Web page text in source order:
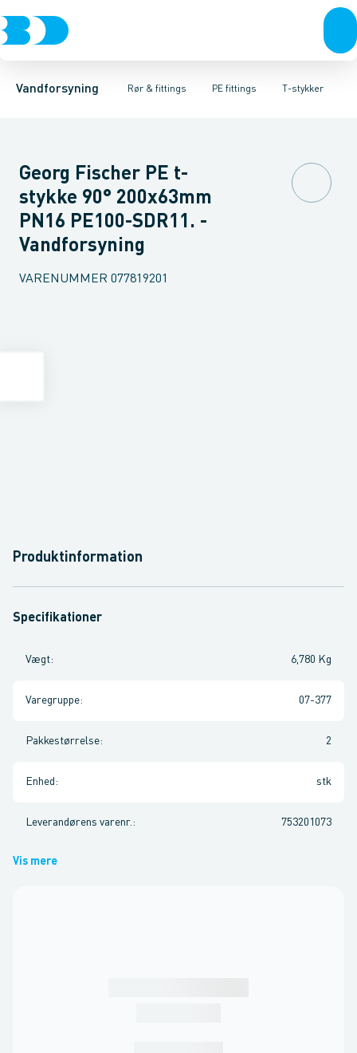
Vandforsyning Rør & fittings
Rør & fittingsKoblinger & anboringerMuffer, klemmer &
PE fittings
PE rørPE EL fittingsPE fittings Duktiljern fittingsT-stykker
Vinkler 90gr.Vinkler 60gr.Vinkler 45gr.Vinkler 30gr.Vinkler
Georg Fischer PE t-
stykke 90° 200x63mm
PN16 PE100-SDR11. -
Vandforsyning
VARENUMMER 077819201
Produktinformation
Specifikationer
Vægt: 6,780 Kg
Varegruppe: 07-377
Pakkestørrelse: 2
Enhed : stk
Leverandørens varenr. : 753201073
Vis mere